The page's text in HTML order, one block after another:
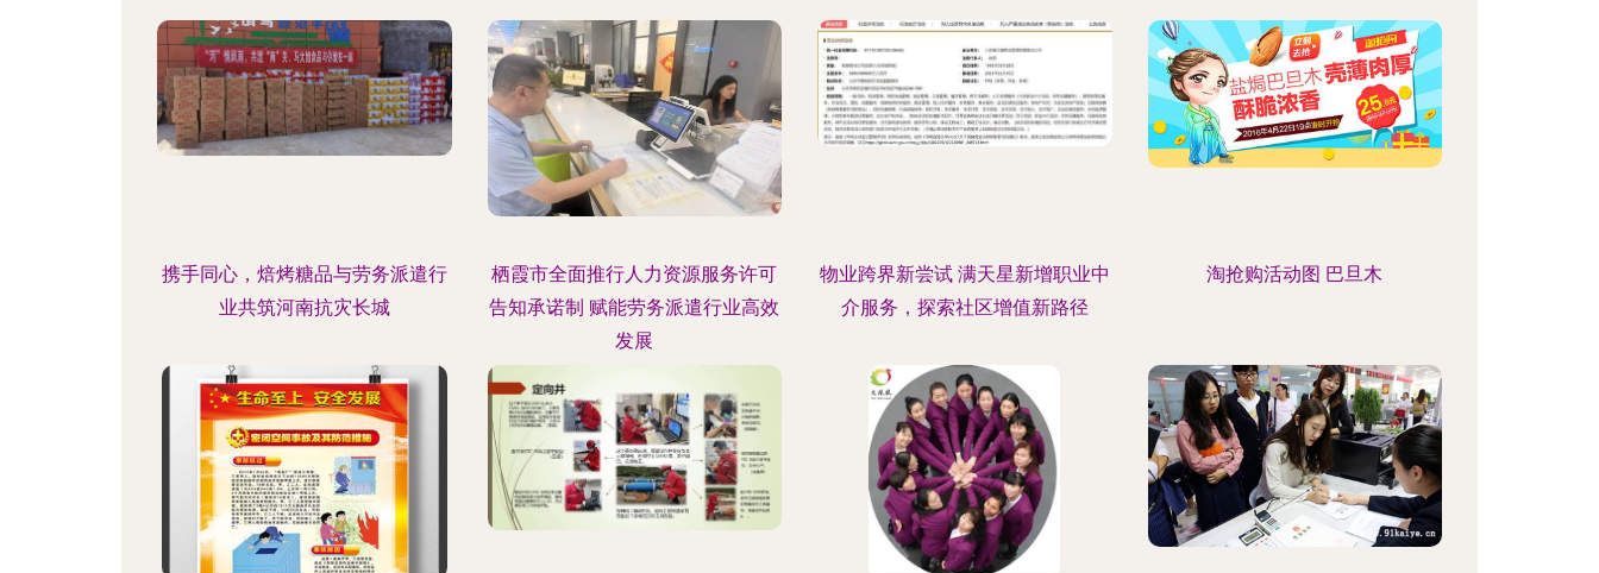
携手同心，焙烤糖品与劳务派遣行
业共筑河南抗灾长城
栖霞市全面推行人力资源服务许可
告知承诺制 赋能劳务派遣行业高效
发展
物业跨界新尝试 满天星新增职业中
介服务，探索社区增值新路径
淘抢购活动图 巴旦木